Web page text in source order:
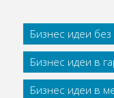
Бизнес идеи
Бизнес идеи в
Бизнес идеи в